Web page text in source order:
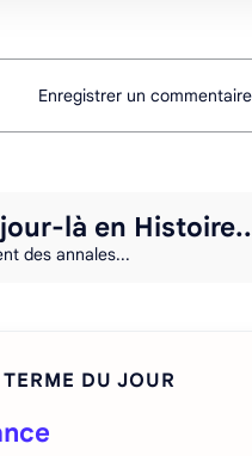
Enregistrer un commentaire
jour-là en
des annales...
TERME DU JOUR